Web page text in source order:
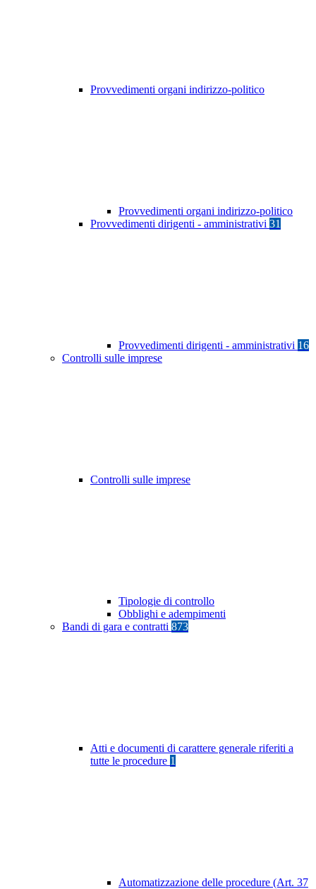
Provvedimenti organi indirizzo-politico
Provvedimenti organi indirizzo-politico
Provvedimenti dirigenti - amministrativi 31
Provvedimenti dirigenti - amministrativi 16
Controlli sulle imprese
Controlli sulle imprese
Tipologie di controllo
Obblighi e adempimenti
Bandi di gara e contratti 873
Atti e documenti di carattere generale riferiti a
tutte le procedure 1
Automatizzazione delle procedure (Art. 37